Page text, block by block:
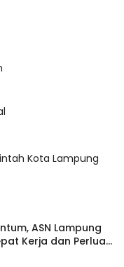
Kota Lampung
ASN Lampung
Kerja dan Perluas